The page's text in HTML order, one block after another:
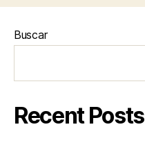
Buscar
Recent Posts